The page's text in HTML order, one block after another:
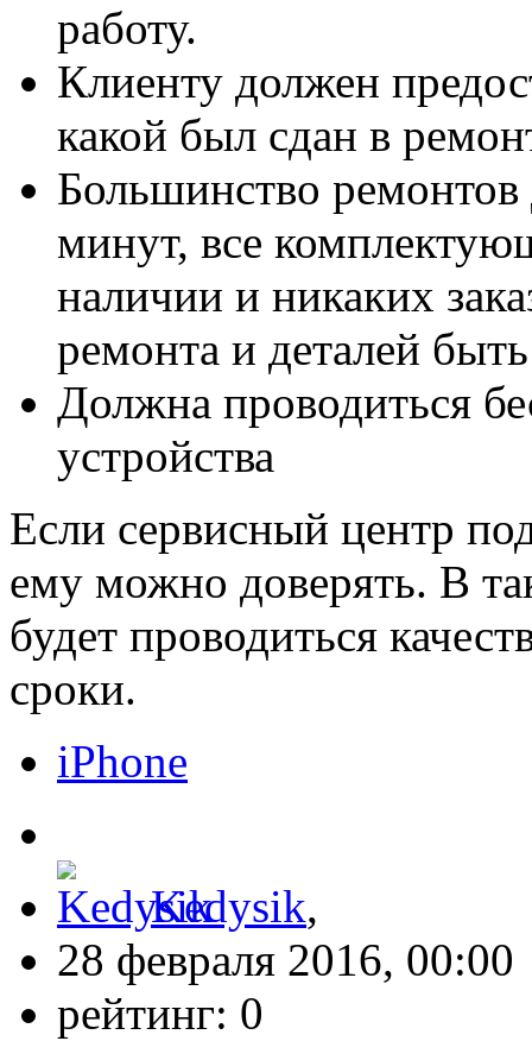
работу.
Клиенту должен
какой был сдан в
Большинство
минут, все
наличии и никаких
ремонта и деталей
Должна проводиться
устройства
Если сервисный центр
ему можно доверять. В
будет проводиться
сроки.
iPhone
Kedysik,
28 февраля 2016, 00:00
рейтинг: 0